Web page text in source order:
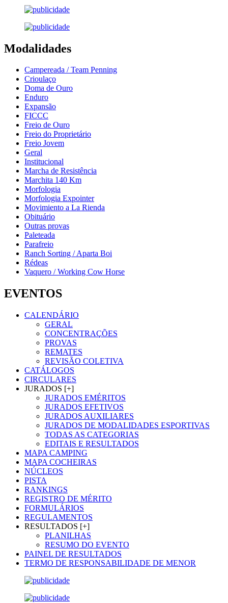
Modalidades
Campereada / Team Penning
Crioulaço
Doma de Ouro
Enduro
Expansão
FICCC
Freio de Ouro
Freio do Proprietário
Freio Jovem
Geral
Institucional
Marcha de Resistência
Marchita 140 Km
Morfologia
Morfologia Expointer
Movimiento a La Rienda
Obituário
Outras provas
Paleteada
Parafreio
Ranch Sorting / Aparta Boi
Rédeas
Vaquero / Working Cow Horse
EVENTOS
CALENDÁRIO
GERAL
CONCENTRAÇÕES
PROVAS
REMATES
REVISÃO COLETIVA
CATÁLOGOS
CIRCULARES
JURADOS [+]
JURADOS EMÉRITOS
JURADOS EFETIVOS
JURADOS AUXILIARES
JURADOS DE MODALIDADES ESPORTIVAS
TODAS AS CATEGORIAS
EDITAIS E RESULTADOS
MAPA CAMPING
MAPA COCHEIRAS
NÚCLEOS
PISTA
RANKINGS
REGISTRO DE MÉRITO
FORMULÁRIOS
REGULAMENTOS
RESULTADOS [+]
PLANILHAS
RESUMO DO EVENTO
PAINEL DE RESULTADOS
TERMO DE RESPONSABILIDADE DE MENOR